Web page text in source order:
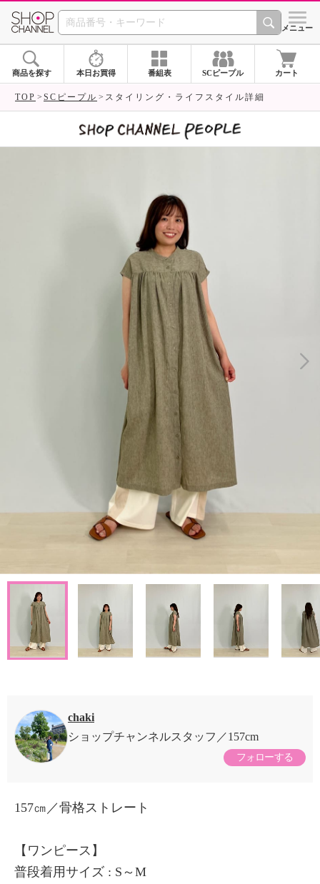
SHOP CHANNEL シメニュー
商品を探す 本日お買得 番組表 SCピープル カート
TOP SCピープル スタイリング・ライフスタイル詳細
chaki
ショップチャンネルスタッフ
157cm
フォローする
157㎝／骨格ストレート
【ワンピース】
普段着用サイズ : S～M